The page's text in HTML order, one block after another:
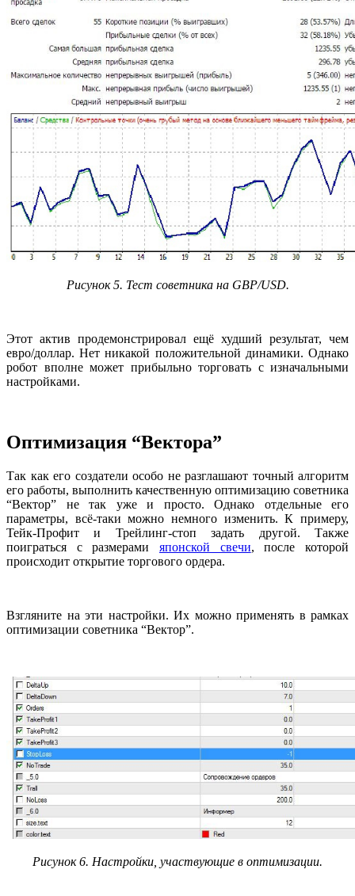
Рисунок 5. Тест советника на GBP/USD.
Этот актив продемонстрировал ещё худший результат, чем
евро/доллар. Нет никакой положительной динамики. Однако
робот вполне может прибыльно торговать с изначальными
настройками.
Оптимизация “Вектора”
Так как его создатели особо не разглашают точный алгоритм
его работы, выполнить качественную оптимизацию советника
“Вектор” не так уже и просто. Однако отдельные его
параметры, всё-таки можно немного изменить. К примеру,
Тейк-Профит и Трейлинг-стоп задать другой. Также
поиграться с размерами японской свечи, после которой
происходит открытие торгового ордера.
Взгляните на эти настройки. Их можно применять в рамках
оптимизации советника “Вектор”.
Рисунок 6. Настройки, участвующие в оптимизации.